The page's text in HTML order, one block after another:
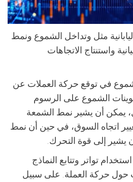
مثل وتداخل الشموع ونمط
واستنتاج الاتجاهات
في توقع حركة العملات عن
الشموع على الرسوم
يمكن أن يشير نمط الشمعة
اتجاه السوق، في حين أن نمط
يشير إلى قوة التحرك.
تواتر وتتابع النماذج
حول حركة العملة. على سبيل